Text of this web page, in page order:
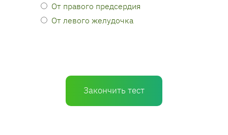
От правого предсердия
От левого желудочка
Закончить тест